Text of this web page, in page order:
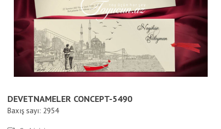
DEVETNAMELER CONCEPT-5490
Baxış sayı: 2954